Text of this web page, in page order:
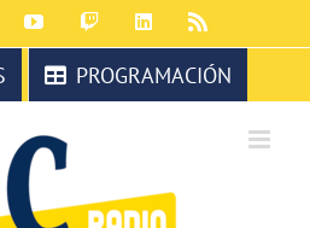
YouTubeTwitchLinkedIn
PROGRAMACIÓN